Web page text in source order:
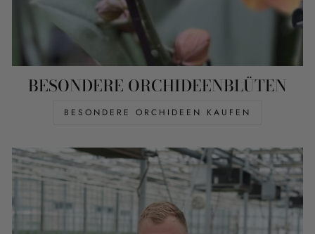
BESONDERE ORCHIDEENBLÜTEN
BESONDERE ORCHIDEEN KAUFEN